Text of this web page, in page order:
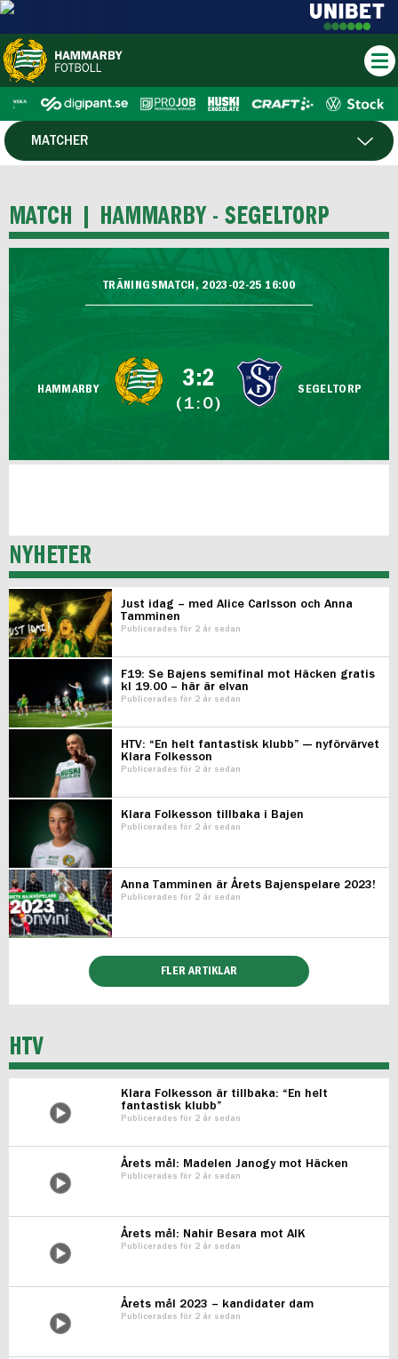
MATCHER
MATCH | HAMMARBY - SEGELTORP
TRÄNINGSMATCH, 2023-02-25 16:00
HAMMARBY 3:2
(1:0)
SEGELTORP
NYHETER
Just idag – med Alice Carlsson och Anna
Tamminen
Publicerades för 2 år sedan
F19: Se Bajens semifinal mot Häcken gratis
kl 19.00 – här är elvan
Publicerades för 2 år sedan
HTV: “En helt fantastisk klubb” — nyförvärvet
Klara Folkesson
Publicerades för 2 år sedan
Klara Folkesson tillbaka i Bajen
Publicerades för 2 år sedan
Anna Tamminen är Årets Bajenspelare 2023!
Publicerades för 2 år sedan
FLER ARTIKLAR
HTV
Klara Folkesson är tillbaka: “En helt
fantastisk klubb”
Publicerades för 2 år sedan
Årets mål: Madelen Janogy mot Häcken
Publicerades för 2 år sedan
Årets mål: Nahir Besara mot AIK
Publicerades för 2 år sedan
Årets mål 2023 – kandidater dam
Publicerades för 2 år sedan